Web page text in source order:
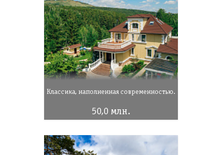
Классика, наполненная современностью.
50,0 млн.